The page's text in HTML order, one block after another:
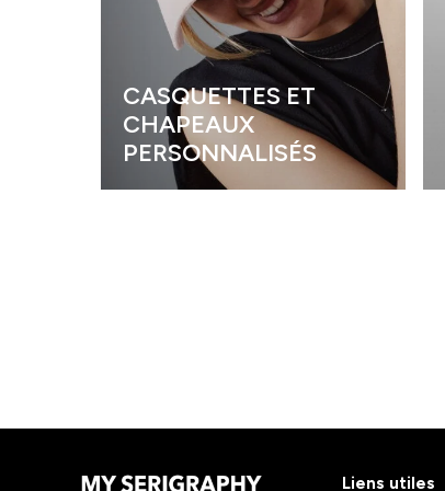
CASQUETTES ET
CHAPEAUX
PERSONNALISÉS
Liens utiles